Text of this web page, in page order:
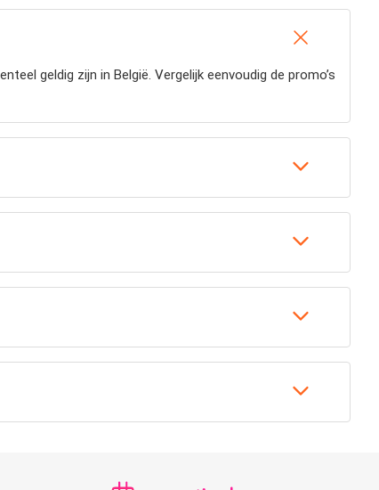
geldig zijn in België. Vergelijk eenvoudig de promo’s